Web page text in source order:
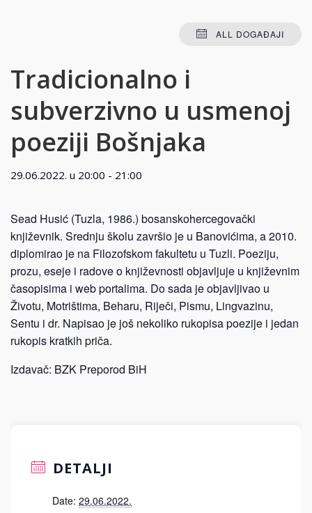
ALL DOGAĐAJI
Tradicionalno i
subverzivno u usmenoj
poeziji Bošnjaka
29.06.2022. u 20:00 - 21:00
Sead Husić (Tuzla, 1986.) bosanskohercegovački
književnik. Srednju školu završio je u Banovićima, a 2010.
diplomirao je na Filozofskom fakultetu u Tuzli. Poeziju,
prozu, eseje i radove o književnosti objavljuje u književnim
časopisima i web portalima. Do sada je objavljivao u
Životu, Motrištima, Beharu, Riječi, Pismu, Lingvazinu,
Sentu i dr. Napisao je još nekoliko rukopisa poezije i jedan
rukopis kratkih priča.
Izdavač: BZK Preporod BiH
DETALJI
Date: 29.06.2022.